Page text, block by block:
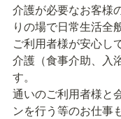
介護が必要なお客様
りの場で日常生活全
ご利用者様が安心し
介護（食事介助、入
す。
通いのご利用者様と
ンを行う等のお仕事